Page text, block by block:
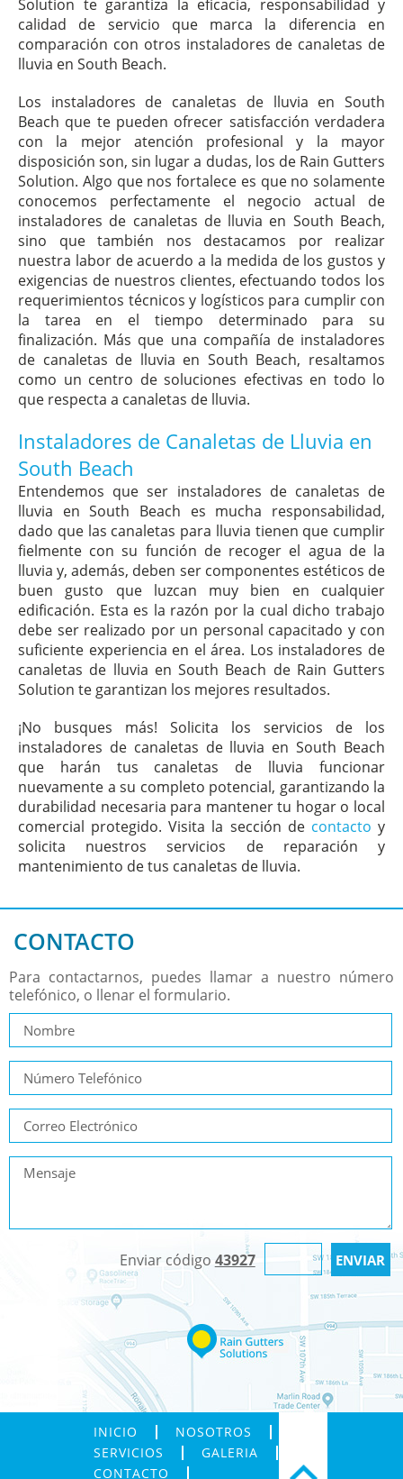
Solution te garantiza la eficacia, responsabilidad y
calidad de servicio que marca la diferencia en
comparación con otros instaladores de canaletas de
lluvia en South Beach.
Los instaladores de canaletas de lluvia en South
Beach que te pueden ofrecer satisfacción verdadera
con la mejor atención profesional y la mayor
disposición son, sin lugar a dudas, los de Rain Gutters
Solution. Algo que nos fortalece es que no solamente
conocemos perfectamente el negocio actual de
instaladores de canaletas de lluvia en South Beach,
sino que también nos destacamos por realizar
nuestra labor de acuerdo a la medida de los gustos y
exigencias de nuestros clientes, efectuando todos los
requerimientos técnicos y logísticos para cumplir con
la tarea en el tiempo determinado para su
finalización. Más que una compañía de instaladores
de canaletas de lluvia en South Beach, resaltamos
como un centro de soluciones efectivas en todo lo
que respecta a canaletas de lluvia.
Instaladores de Canaletas de Lluvia en
South Beach
Entendemos que ser instaladores de canaletas de
lluvia en South Beach es mucha responsabilidad,
dado que las canaletas para lluvia tienen que cumplir
fielmente con su función de recoger el agua de la
lluvia y, además, deben ser componentes estéticos de
buen gusto que luzcan muy bien en cualquier
edificación. Esta es la razón por la cual dicho trabajo
debe ser realizado por un personal capacitado y con
suficiente experiencia en el área. Los instaladores de
canaletas de lluvia en South Beach de Rain Gutters
Solution te garantizan los mejores resultados.
¡No busques más! Solicita los servicios de los
instaladores de canaletas de lluvia en South Beach
que harán tus canaletas de lluvia funcionar
nuevamente a su completo potencial, garantizando la
durabilidad necesaria para mantener tu hogar o local
comercial protegido. Visita la sección de contacto y
solicita nuestros servicios de reparación y
mantenimiento de tus canaletas de lluvia.
CONTACTO
Para contactarnos, puedes llamar a nuestro número
telefónico, o llenar el formulario.
Enviar código 43927
INICIO
NOSOTROS
SERVICIOS
GALERIA
CONTACTO